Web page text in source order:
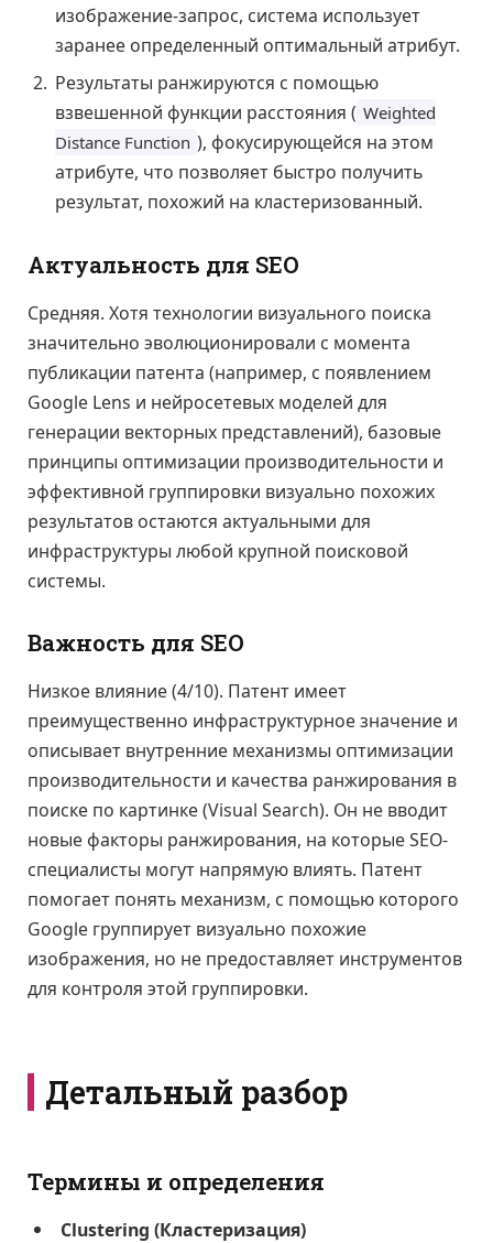
изображение-запрос, система использует
заранее определенный оптимальный атрибут.
Результаты ранжируются с помощью
взвешенной функции расстояния ( Weighted
Distance Function ), фокусирующейся на этом
атрибуте, что позволяет быстро получить
результат, похожий на кластеризованный.
Актуальность для SEO
Средняя. Хотя технологии визуального поиска
значительно эволюционировали с момента
публикации патента (например, с появлением
Google Lens и нейросетевых моделей для
генерации векторных представлений), базовые
принципы оптимизации производительности и
эффективной группировки визуально похожих
результатов остаются актуальными для
инфраструктуры любой крупной поисковой
системы.
Важность для SEO
Низкое влияние (4/10). Патент имеет
преимущественно инфраструктурное значение и
описывает внутренние механизмы оптимизации
производительности и качества ранжирования в
поиске по картинке (Visual Search). Он не вводит
новые факторы ранжирования, на которые SEO-
специалисты могут напрямую влиять. Патент
помогает понять механизм, с помощью которого
Google группирует визуально похожие
изображения, но не предоставляет инструментов
для контроля этой группировки.
Детальный разбор
Термины и определения
Clustering (Кластеризация)